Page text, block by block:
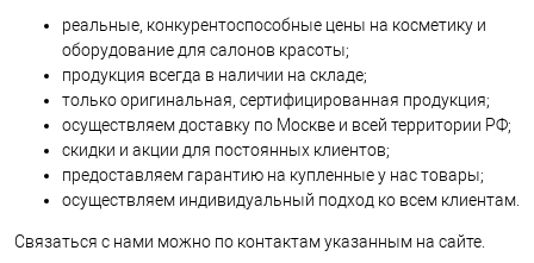
реальные, конкурентоспособные цены на косметику и
оборудование для салонов красоты;
продукция всегда в наличии на складе;
только оригинальная, сертифицированная продукция;
осуществляем доставку по Москве и всей территории РФ;
скидки и акции для постоянных клиентов;
предоставляем гарантию на купленные у нас товары;
осуществляем индивидуальный подход ко всем клиентам.
Связаться с нами можно по контактам указанным на сайте.